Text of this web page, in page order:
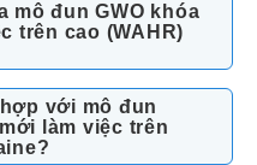
mô đun GWO khóa
trên cao (WAHR)
với mô đun
làm việc trên